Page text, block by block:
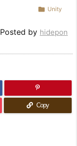
 Unity
Posted by hidepon
Copy